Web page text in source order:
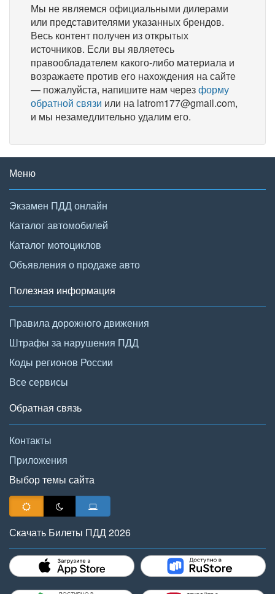
Мы не являемся официальными дилерами
или представителями указанных брендов.
Весь контент получен из открытых
источников. Если вы являетесь
правообладателем какого-либо материала и
возражаете против его нахождения на сайте
— пожалуйста, напишите нам черезформу
обратной связи или на latrom177@gmail.com,
и мы незамедлительно удалим его.
Меню
Экзамен ПДД онлайн
Каталог автомобилей
Каталог мотоциклов
Объявления о продаже авто
Полезная информация
Правила дорожного движения
Штрафы за нарушения ПДД
Коды регионов России
Все сервисы
Обратная связь
Контакты
Приложения
Выбор темы сайта
Скачать Билеты ПДД 2026